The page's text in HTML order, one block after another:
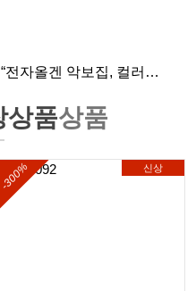
“전자올겐 악보집, 컬러
제작했습니다.”
상품상품
신상
-300%